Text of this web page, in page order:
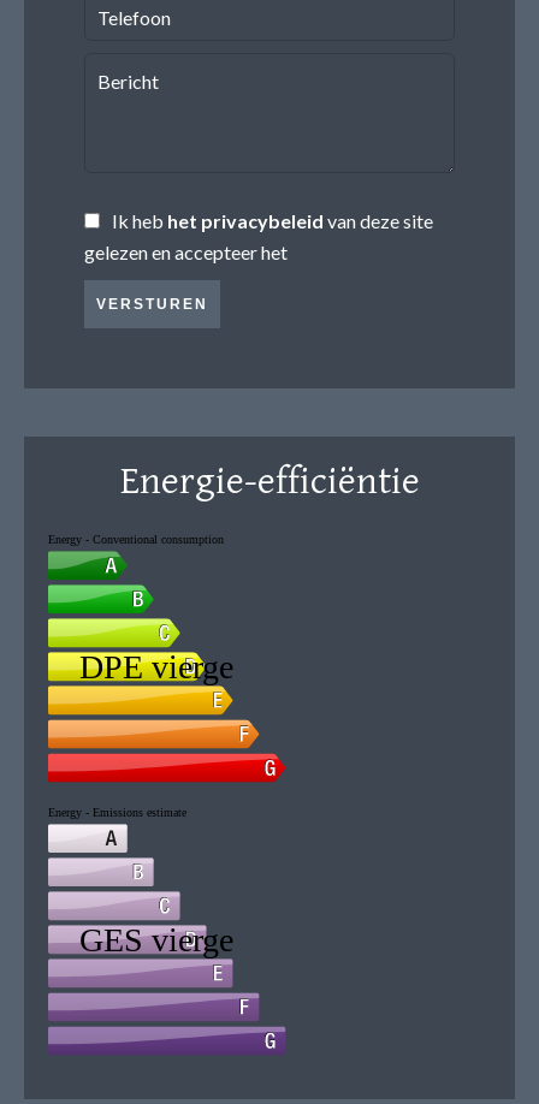
Ik heb het privacybeleid van deze site
gelezen en accepteer het
VERSTUREN
Energie-efficiëntie